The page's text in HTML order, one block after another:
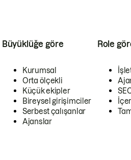
Büyüklüğe göre
Kurumsal
Orta ölçekli
Küçük ekipler
Bireysel girişimciler
Serbest çalışanlar
Ajanslar
Role